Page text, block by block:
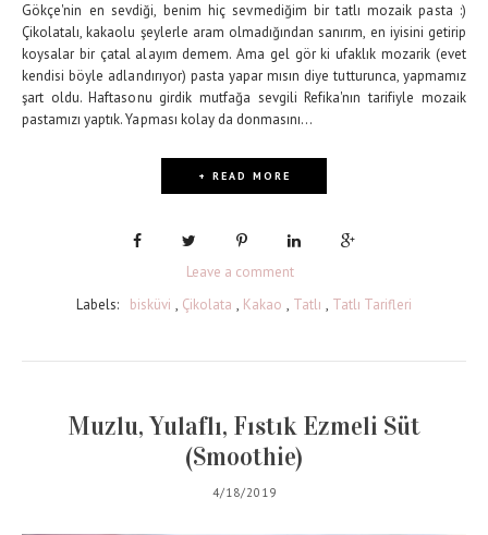
Gökçe'nin en sevdiği, benim hiç sevmediğim bir tatlı mozaik pasta :)
Çikolatalı, kakaolu şeylerle aram olmadığından sanırım, en iyisini getirip
koysalar bir çatal alayım demem. Ama gel gör ki ufaklık mozarik (evet
kendisi böyle adlandırıyor) pasta yapar mısın diye tutturunca, yapmamız
şart oldu. Haftasonu girdik mutfağa sevgili Refika'nın tarifiyle mozaik
pastamızı yaptık. Yapması kolay da donmasını...
+ READ MORE
Leave a comment
Labels:
bisküvi , Çikolata , Kakao , Tatlı , Tatlı Tarifleri
Muzlu, Yulaflı, Fıstık Ezmeli Süt
(Smoothie)
4/18/2019